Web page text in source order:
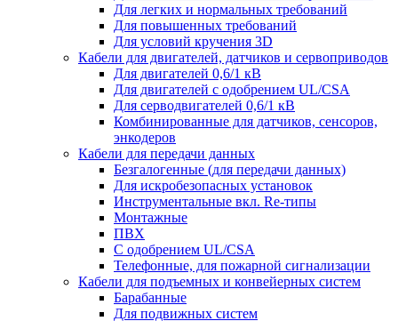
Для легких и нормальных требований
Для повышенных требований
Для условий кручения 3D
Кабели для двигателей, датчиков и сервоприводов
Для двигателей 0,6/1 кВ
Для двигателей с одобрением UL/CSA
Для серводвигателей 0,6/1 кВ
Комбинированные для датчиков, cенсоров,
энкодеров
Кабели для передачи данных
Безгалогенные (для передачи данных)
Для искробезопасных установок
Инструментальные вкл. Re-типы
Монтажные
ПВХ
С одобрением UL/CSA
Телефонные, для пожарной сигнализации
Кабели для подъемных и конвейерных систем
Барабанные
Для подвижных систем